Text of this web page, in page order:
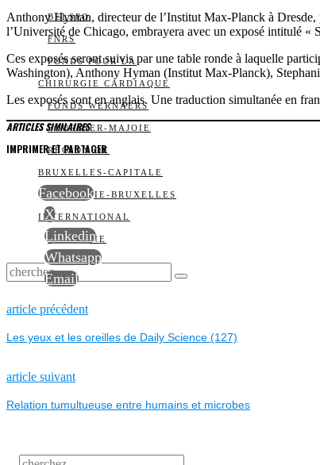
BELSPO
FNRS
FONDS POUR LA
CHIRURGIE CARDIAQUE
FONDS WERNAERS
FOURNIER-MAJOIE
RÉGION DE
BRUXELLES-CAPITALE
WALLONIE-BRUXELLES
INTERNATIONAL
WALLONIE
Anthony Hyman, directeur de l’Institut Max-Planck à Dresde,
l’Université de Chicago, embrayera avec un exposé intitulé «
Ces exposés seront suivis par une table ronde à laquelle
Washington), Anthony Hyman (Institut Max-Planck),
Les exposés sont en anglais. Une traduction simultanée en
ARTICLES SIMILAIRES
IMPRIMER ET PARTAGER
Facebook
X
Linkedin
Whatsapp
Email
NAVIGATION
DE
L’ARTICLE
article précédentPrevious
Les yeux et les oreilles de Daily Science (127)
article suivantNext
Relation tumultueuse entre humains et microbes